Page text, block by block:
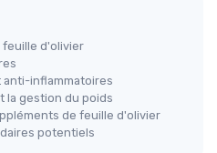
feuille d'olivier
inflammatoires
la gestion du poids
de feuille d'olivier
potentiels